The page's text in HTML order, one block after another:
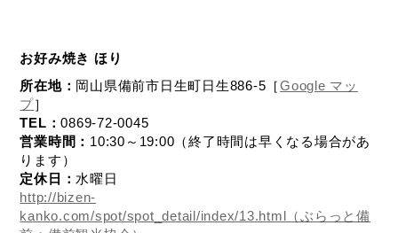
お好み焼き ほり
所在地： 岡山県備前市日生町日生886-5［Google マッ
プ］
TEL：0869-72-0045
営業時間： 10:30～19:00（終了時間は早くなる場合があ
ります）
定休日： 水曜日
http://bizen-
kanko.com/spot/spot_detail/index/13.html（ぶらっと備